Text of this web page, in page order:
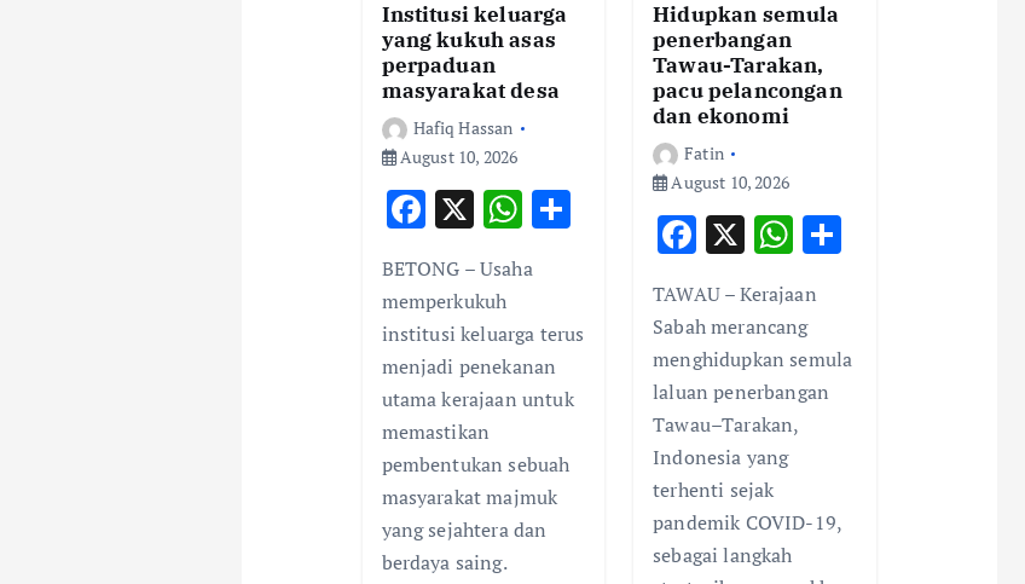
Institusi keluarga
yang kukuh asas
perpaduan
masyarakat desa
Hafiq Hassan
August 10, 2026
F
e
b
o
o
k
X W
at
s
A
p
S
e
BETONG – Usaha
memperkukuh
institusi keluarga terus
menjadi penekanan
utama kerajaan untuk
memastikan
pembentukan sebuah
masyarakat majmuk
yang sejahtera dan
berdaya saing.
Hidupkan semula
penerbangan
Tawau-Tarakan,
pacu pelancongan
dan ekonomi
Fatin
August 10, 2026
F
e
b
o
o
k
X W
at
s
A
p
e
TAWAU – Kerajaan
Sabah merancang
menghidupkan semula
laluan penerbangan
Tawau–Tarakan,
Indonesia yang
terhenti sejak
pandemik COVID-19,
sebagai langkah